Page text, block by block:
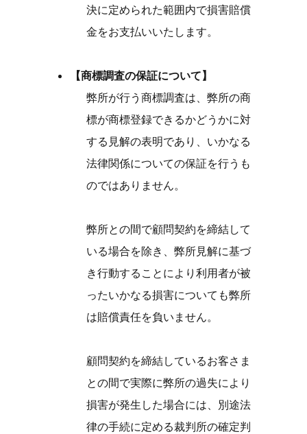
決に定められた範囲内で損害賠償
金をお支払いいたします。
【商標調査の保証について】
弊所が行う商標調査は、弊所の商
標が商標登録できるかどうかに対
する見解の表明であり、いかなる
法律関係についての保証を行うも
のではありません。
弊所との間で顧問契約を締結して
いる場合を除き、弊所見解に基づ
き行動することにより利用者が被
ったいかなる損害についても弊所
は賠償責任を負いません。
顧問契約を締結しているお客さま
との間で実際に弊所の過失により
損害が発生した場合には、別途法
律の手続に定める裁判所の確定判